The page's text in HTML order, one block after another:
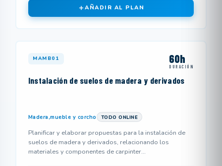
AÑADIR AL PLAN
MAMB01 60h
DURACIÓN
Instalación de suelos de madera y derivados
Madera,mueble y corcho TODO ONLINE
Planificar y elaborar propuestas para la instalación de
suelos de madera y derivados, relacionando los
materiales y componentes de carpinter...